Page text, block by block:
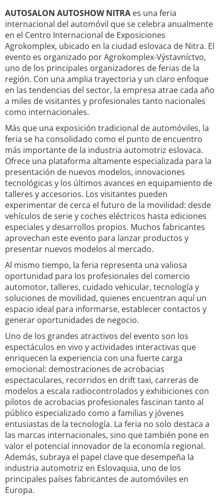
AUTOSALON AUTOSHOW NITRA es una feria
internacional del automóvil que se celebra anualmente
en el Centro Internacional de Exposiciones
Agrokomplex, ubicado en la ciudad eslovaca de Nitra. El
evento es organizado por Agrokomplex-Výstavníctvo,
uno de los principales organizadores de ferias de la
región. Con una amplia trayectoria y un claro enfoque
en las tendencias del sector, la empresa atrae cada año
a miles de visitantes y profesionales tanto nacionales
como internacionales.
Más que una exposición tradicional de automóviles, la
feria se ha consolidado como el punto de encuentro
más importante de la industria automotriz eslovaca.
Ofrece una plataforma altamente especializada para la
presentación de nuevos modelos, innovaciones
tecnológicas y los últimos avances en equipamiento de
talleres y accesorios. Los visitantes pueden
experimentar de cerca el futuro de la movilidad: desde
vehículos de serie y coches eléctricos hasta ediciones
especiales y desarrollos propios. Muchos fabricantes
aprovechan este evento para lanzar productos y
presentar nuevos modelos al mercado.
Al mismo tiempo, la feria representa una valiosa
oportunidad para los profesionales del comercio
automotor, talleres, cuidado vehicular, tecnología y
soluciones de movilidad, quienes encuentran aquí un
espacio ideal para informarse, establecer contactos y
generar oportunidades de negocio.
Uno de los grandes atractivos del evento son los
espectáculos en vivo y actividades interactivas que
enriquecen la experiencia con una fuerte carga
emocional: demostraciones de acrobacias
espectaculares, recorridos en drift taxi, carreras de
modelos a escala radiocontrolados y exhibiciones con
pilotos de acrobacias profesionales fascinan tanto al
público especializado como a familias y jóvenes
entusiastas de la tecnología. La feria no solo destaca a
las marcas internacionales, sino que también pone en
valor el potencial innovador de la economía regional.
Además, subraya el papel clave que desempeña la
industria automotriz en Eslovaquia, uno de los
principales países fabricantes de automóviles en
Europa.